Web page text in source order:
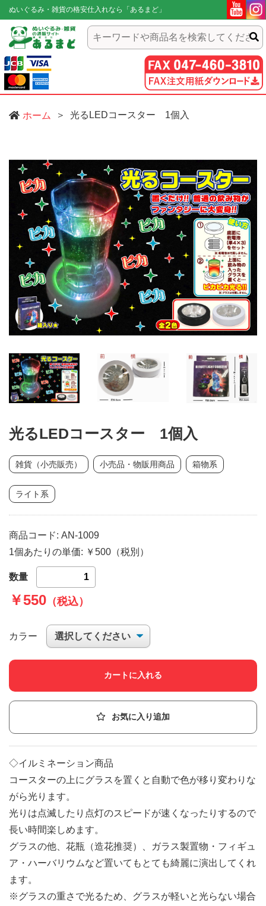
ぬいぐるみ・雑貨の格安仕入れなら「あるまど」
ホーム 光るLEDコースター 1個入
光るLEDコースター 1個入
雑貨（小売販売） 小売品・物販用商品 箱物系
ライト系
商品コード: AN-1009
1個あたりの単価: ￥500（税別）
数量
￥550 （税込）
カラー
カートに入れる
お気に入り追加
◇イルミネーション商品
コースターの上にグラスを置くと自動で色が移り変わりな
がら光ります。
光りは点滅したり点灯のスピードが速くなったりするので
長い時間楽しめます。
グラスの他、花瓶（造花推奨）、ガラス製置物・フィギュ
ア・ハーバリウムなど置いてもとても綺麗に演出してくれ
ます。
※グラスの重さで光るため、グラスが軽いと光らない場合